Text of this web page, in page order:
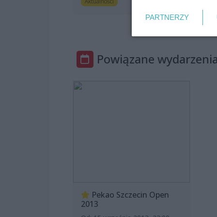
Powiązane
Pekao Szczecin Open
2013
PARTNERZY